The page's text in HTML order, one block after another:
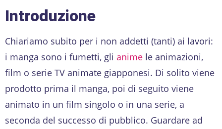
Introduzione
Chiariamo subito per i non addetti (tanti) ai lavori:
i manga sono i fumetti, gli anime le animazioni,
film o serie TV animate giapponesi. Di solito viene
prodotto prima il manga, poi di seguito viene
animato in un film singolo o in una serie, a
seconda del successo di pubblico. Guardare ad